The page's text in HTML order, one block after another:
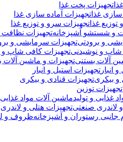
تجهیزات پخت غذا
تجهیزات آماده سازی غذا
تجهیزات سرو و توزیع غذا
تجهیزات
تجهیزات سرمایشی و
تجهیزات کافی شاپ و
تجهیزات و ماشین آلات
تجهیزات استیل و انبار
تجهیزات قنادی و بیکری
تجهیزات توزین
ماشین آلات مواد غذایی
تجهیزات هتلی و
ظروف و